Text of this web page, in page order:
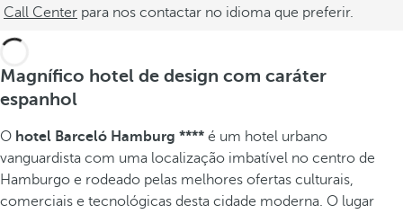
Call Center para nos contactar no idioma que preferir.
Magnífico hotel de design com caráter
espanhol
O hotel Barceló Hamburg **** é um hotel urbano
vanguardista com uma localização imbatível no centro de
Hamburgo e rodeado pelas melhores ofertas culturais,
comerciais e tecnológicas desta cidade moderna. O lugar